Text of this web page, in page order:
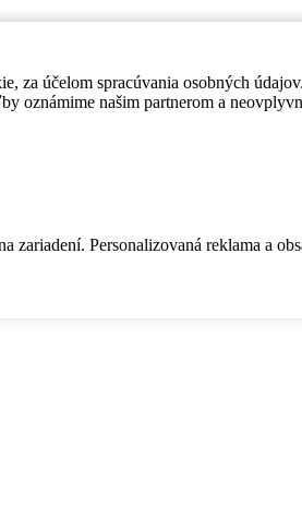
za účelom spracúvania osobných
oznámime našim partnerom a
Personalizovaná reklama a